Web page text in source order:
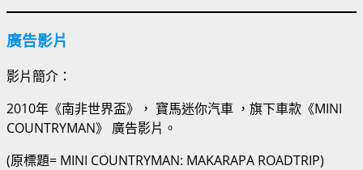
廣告影片
影片簡介：
2010年《南非世界盃》， 寶馬迷你汽車 ，旗下車款《MINI
COUNTRYMAN》 廣告影片。
(原標題= MINI COUNTRYMAN: MAKARAPA ROADTRIP)